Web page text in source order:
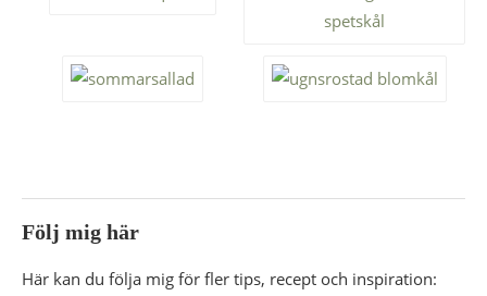
Följ mig här
Här kan du följa mig för fler tips, recept och inspiration: